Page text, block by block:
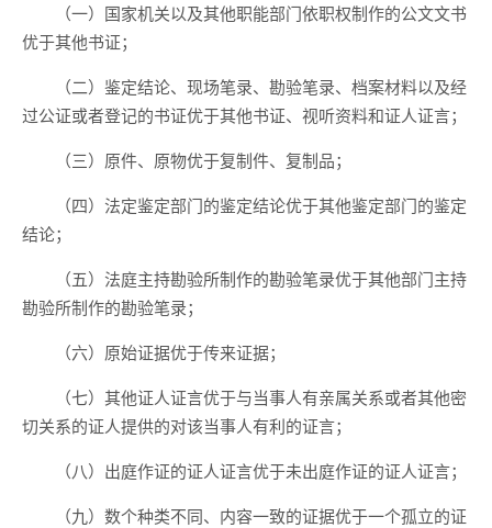
（一）国家机关以及其他职能部门依职权制作的公文文书
优于其他书证；
（二）鉴定结论、现场笔录、勘验笔录、档案材料以及经
过公证或者登记的书证优于其他书证、视听资料和证人证言；
（三）原件、原物优于复制件、复制品；
（四）法定鉴定部门的鉴定结论优于其他鉴定部门的鉴定
结论；
（五）法庭主持勘验所制作的勘验笔录优于其他部门主持
勘验所制作的勘验笔录；
（六）原始证据优于传来证据；
（七）其他证人证言优于与当事人有亲属关系或者其他密
切关系的证人提供的对该当事人有利的证言；
（八）出庭作证的证人证言优于未出庭作证的证人证言；
（九）数个种类不同、内容一致的证据优于一个孤立的证